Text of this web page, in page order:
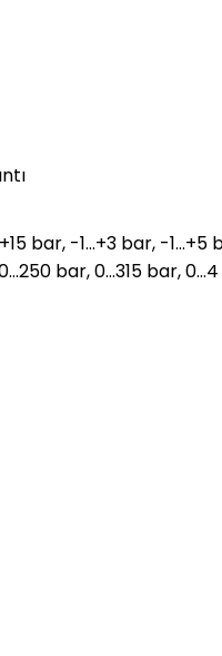
bar, -1…+3 bar, -
bar, 0…315 bar,